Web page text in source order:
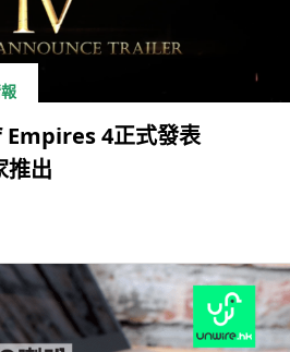
Empires 4正式發表
出